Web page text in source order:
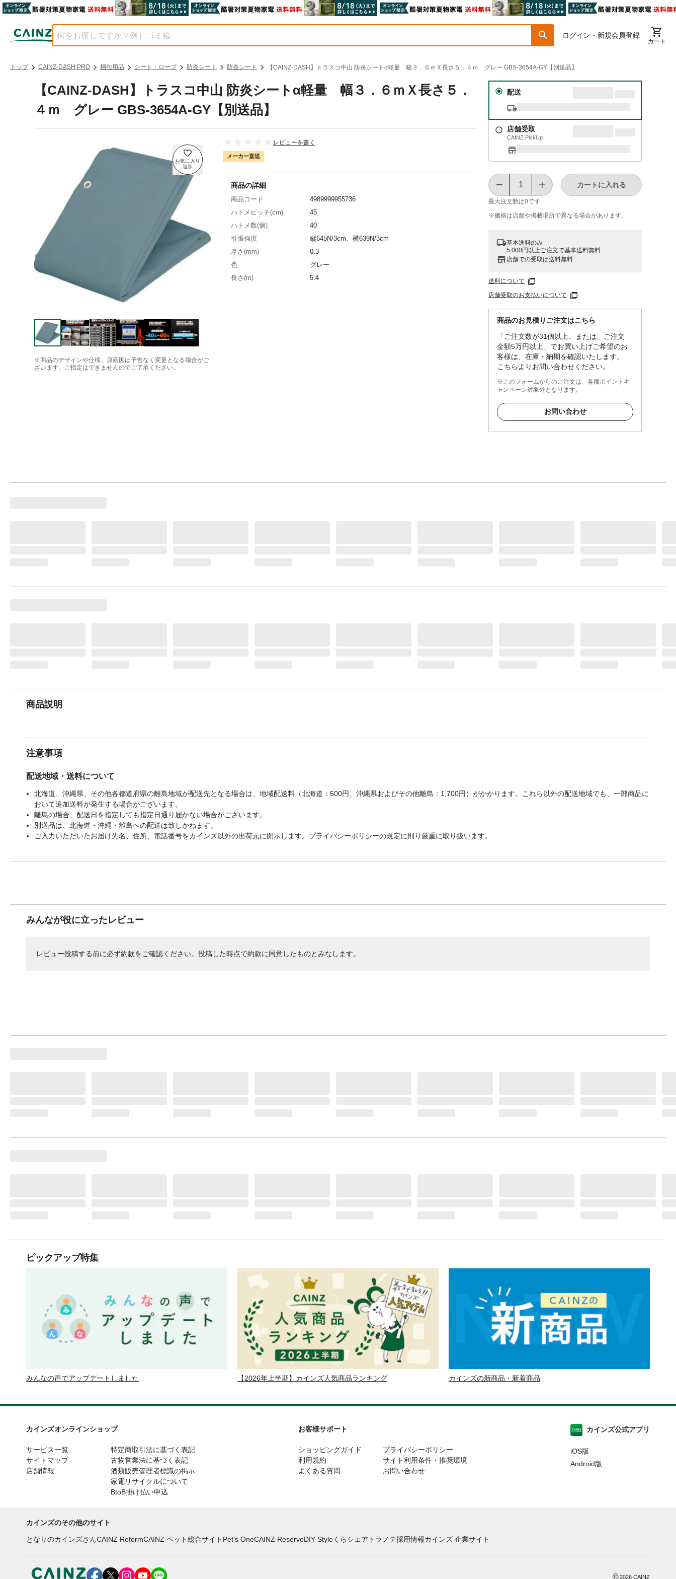
ログイン・新規会員登録
カート
トップ CAINZ-DASH PRO 梱包用品 シート・ロープ 防炎シート 防炎シート 【CAINZ-DASH】トラスコ中山 防炎シートα軽量 幅３．６ｍＸ長さ５．４ｍ グレー GBS-3654A-GY【別送品】
【CAINZ-DASH】トラスコ中山 防炎シートα軽量 幅３．６ｍＸ長さ５．
４ｍ グレー GBS-3654A-GY【別送品】
※商品のデザインや仕様、原産国は予告なく変更となる場合がご
ざいます。ご指定はできませんのでご了承ください。
レビューを書く
メーカー直送
配送
店舗受取
CAINZ PickUp
最大注文数は0です
カートに入れる
※価格は​店舗や​掲載場所で​異なる​場合が​あります。
基本送料のみ
5,000円以上ご注文で基本送料無料
店舗での受取は送料無料
送料について
店舗受取のお支払いについて
商品のお見積りご注文はこちら
「ご注文数が31個以上、または、ご注文
金額5万円以上」でお買い上げご希望のお
客様は、在庫・納期を確認いたします。
こちらよりお問い合わせください。
※このフォームからのご注文は、各種ポイントキ
ャンペーン対象外となります。
お問い合わせ
商品の詳細
商品コード
4989999955736
ハトメピッチ(cm)
45
ハトメ数(個)
40
引張強度
縦645N/3cm、横639N/3cm
厚さ(mm)
0.3
色
グレー
長さ(m)
5.4
商品説明
注意事項
配送地域・送料について
北海道、沖縄県、その他各都道府県の離島地域が配送先となる場合は、地域配送料（北海道：500円、沖縄県およびその他離島：1,700円）がかかります。これら以外の配送地域でも、一部商品に
おいて追加送料が発生する場合がございます。
離島の場合、配送日を指定しても指定日通り届かない場合がございます。
別送品は、北海道・沖縄・離島への配送は致しかねます。
ご入力いただいたお届け先名、住所、電話番号をカインズ以外の出荷元に開示します。プライバシーポリシーの規定に則り厳重に取り扱います。
みんなが役に立ったレビュー
レビュー投稿する前に必ず約款をご確認ください。投稿した時点で約款に同意したものとみなします。
ピックアップ特集
みんなの声でアップデートしました 【2026年上半期】カインズ人気商品ランキング カインズの新商品・新着商品
カインズオンラインショップ
サービス一覧
サイトマップ
店舗情報
特定商取引法に基づく表記
古物営業法に基づく表記
酒類販売管理者標識の掲示
家電リサイクルについて
BtoB掛け払い申込
お客様サポート
ショッピングガイド
利用規約
よくある質問
プライバシーポリシー
サイト利用条件・推奨環境
お問い合わせ
カインズ公式アプリ
iOS版
Android版
カインズのその他のサイト
となりのカインズさんCAINZ ReformCAINZ ペット総合サイト Pet’s OneCAINZ ReserveDIY Styleくらシェア トラノテ採用情報カインズ 企業サイト
©2026 CAINZ